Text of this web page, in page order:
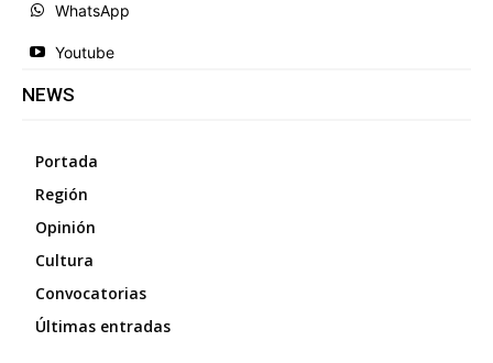
WhatsApp
Youtube
NEWS
Portada
Región
Opinión
Cultura
Convocatorias
Últimas entradas